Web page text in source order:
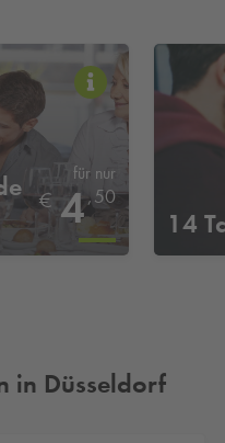
für nur
€ 4,50
14
in Düsseldorf